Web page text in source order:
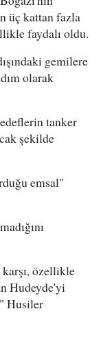
üç kattan fazla
faydalı oldu.
gemilere
olarak
tanker
şekilde
emsal"
özellikle
Hudeyde'yi
Husiler